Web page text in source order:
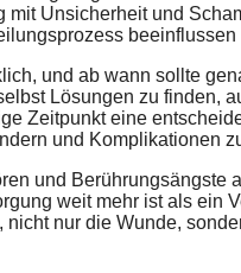
Unsicherheit und
beeinflussen
und ab wann sollte
Lösungen zu finden,
Zeitpunkt eine
und Komplikationen
und Berührungsängste
weit mehr ist als ein
nur die Wunde,